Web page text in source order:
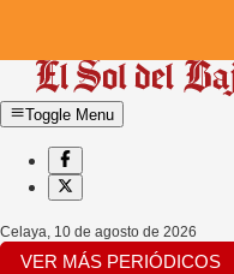
Toggle Menu
Celaya, 10 de agosto de 2026
VER MÁS PERIÓDICOS